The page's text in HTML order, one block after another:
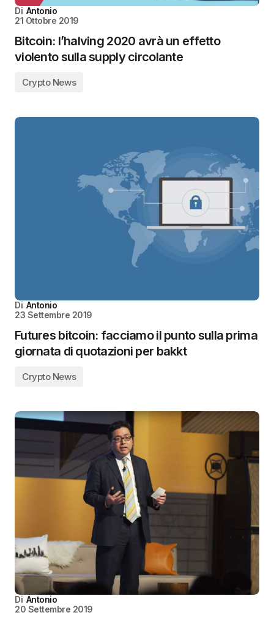
Di Antonio
21 Ottobre 2019
Bitcoin: l’halving 2020 avrà un effetto
violento sulla supply circolante
Crypto News
Di Antonio
23 Settembre 2019
Futures bitcoin: facciamo il punto sulla prima
giornata di quotazioni per bakkt
Crypto News
Di Antonio
20 Settembre 2019